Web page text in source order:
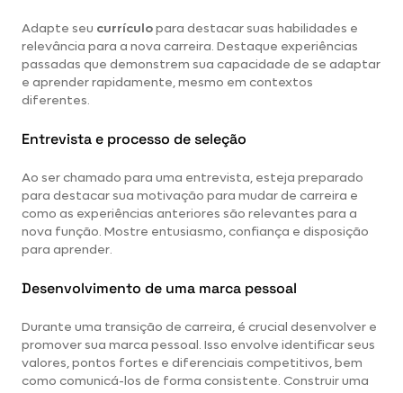
Adapte seu currículopara destacar suas habilidades e
relevância para a nova carreira. Destaque experiências
passadas que demonstrem sua capacidade de se adaptar
e aprender rapidamente, mesmo em contextos
diferentes.
Entrevista e processo de seleção
Ao ser chamado para uma entrevista, esteja preparado
para destacar sua motivação para mudar de carreira e
como as experiências anteriores são relevantes para a
nova função. Mostre entusiasmo, confiança e disposição
para aprender.
Desenvolvimento de uma marca pessoal
Durante uma transição de carreira, é crucial desenvolver e
promover sua marca pessoal. Isso envolve identificar seus
valores, pontos fortes e diferenciais competitivos, bem
como comunicá-los de forma consistente. Construir uma